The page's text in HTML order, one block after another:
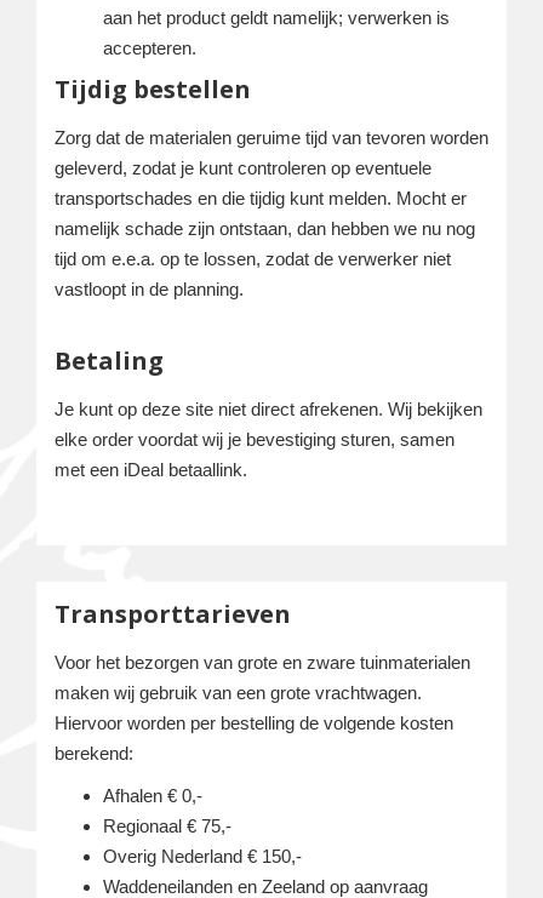
aan het product geldt namelijk; verwerken is
accepteren.
Tijdig bestellen
Zorg dat de materialen geruime tijd van tevoren worden
geleverd, zodat je kunt controleren op eventuele
transportschades en die tijdig kunt melden. Mocht er
namelijk schade zijn ontstaan, dan hebben we nu nog
tijd om e.e.a. op te lossen, zodat de verwerker niet
vastloopt in de planning.
Betaling
Je kunt op deze site niet direct afrekenen. Wij bekijken
elke order voordat wij je bevestiging sturen, samen
met een iDeal betaallink.
Transporttarieven
Voor het bezorgen van grote en zware tuinmaterialen
maken wij gebruik van een grote vrachtwagen.
Hiervoor worden per bestelling de volgende kosten
berekend:
Afhalen € 0,-
Regionaal € 75,-
Overig Nederland € 150,-
Waddeneilanden en Zeeland op aanvraag